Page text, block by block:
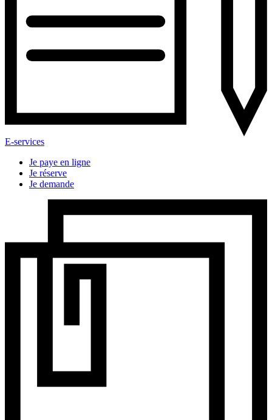
E-services
Je paye en ligne
Je réserve
Je demande